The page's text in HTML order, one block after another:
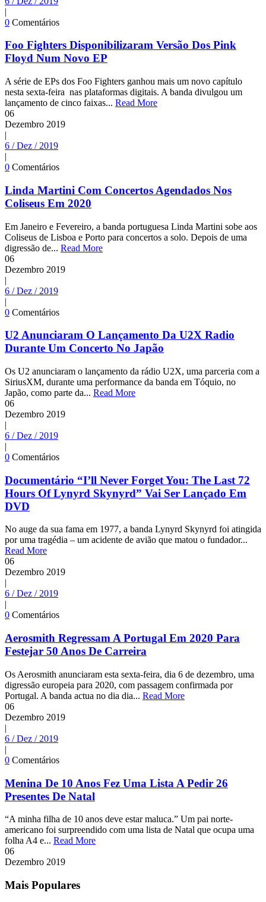
|
0 Comentários
Foo Fighters Disponibilizaram Versão Dos Pink
Floyd Num Novo EP
A série de EPs dos Foo Fighters ganhou mais um novo capítulo
nesta sexta-feira nas plataformas digitais. A banda divulgou um
lançamento de cinco faixas... Read More
06
Dezembro 2019
|
6 / Dez / 2019
|
0 Comentários
Linda Martini Com Concertos Agendados Nos
Coliseus Em 2020
Em Janeiro e Fevereiro, a banda portuguesa Linda Martini sobe aos
Coliseus de Lisboa e Porto para concertos a solo. Depois de uma
digressão de... Read More
06
Dezembro 2019
|
6 / Dez / 2019
|
0 Comentários
U2 Anunciaram O Lançamento Da U2X Radio
Durante Um Concerto No Japão
Os U2 anunciaram o lançamento da rádio U2X, uma parceria com a
SiriusXM, durante uma performance da banda em Tóquio, no
Japão, como parte da... Read More
06
Dezembro 2019
|
6 / Dez / 2019
|
0 Comentários
Documentário “I’ll Never Forget You: The Last 72
Hours Of Lynyrd Skynyrd” Vai Ser Lançado Em
DVD
No auge da sua fama em 1977, a banda Lynyrd Skynyrd foi atingida
por uma tragédia – um acidente de avião que matou o fundador...
Read More
06
Dezembro 2019
|
6 / Dez / 2019
|
0 Comentários
Aerosmith Regressam A Portugal Em 2020 Para
Festejar 50 Anos De Carreira
Os Aerosmith anunciaram esta sexta-feira, dia 6 de dezembro, uma
digressão europeia para 2020, com passagem confirmada por
Portugal. A banda actua no dia dia... Read More
06
Dezembro 2019
|
6 / Dez / 2019
|
0 Comentários
Menina De 10 Anos Fez Uma Lista A Pedir 26
Presentes De Natal
“A minha filha de 10 anos deve estar maluca.” Um pai norte-
americano foi surpreendido com uma lista de Natal que ocupa uma
folha A4 e... Read More
06
Dezembro 2019
Mais Populares